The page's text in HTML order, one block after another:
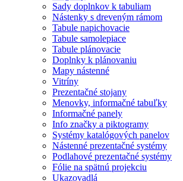
Sady doplnkov k tabuliam
Nástenky s dreveným rámom
Tabule napichovacie
Tabule samolepiace
Tabule plánovacie
Doplnky k plánovaniu
Mapy nástenné
Vitríny
Prezentačné stojany
Menovky, informačné tabuľky
Informačné panely
Info značky a piktogramy
Systémy katalógových panelov
Nástenné prezentačné systémy
Podlahové prezentačné systémy
Fólie na spätnú projekciu
Ukazovadlá